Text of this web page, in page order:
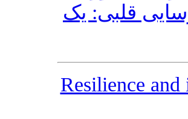
قلبی: یک
Resilience